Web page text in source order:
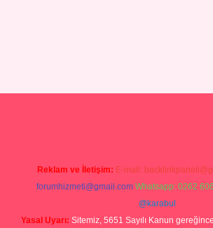
Reklam ve İletişim: E-mail:
forumhizmeti@gmail.com Whatsapp: 0262
@karabul
Yasal Uyarı: Sitemiz, 5651 Sayılı Kanun